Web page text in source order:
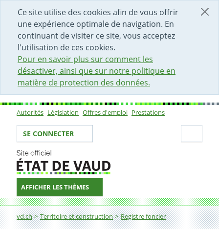
Ce site utilise des cookies afin de vous offrir
une expérience optimale de navigation. En
continuant de visiter ce site, vous acceptez
l'utilisation de ces cookies.
Pour en savoir plus sur comment les
désactiver, ainsi que sur notre politique en
matière de protection des données.
DÉBUT DU CONTENU DE LA PAGE
ACCÈS AU CHAMP DE RECHERCHE
PAGE D'ACCUEIL
FORMULAIRE DE CONTACT
Sous-navigation
Autorités Législation Offres d'emploi Prestations
Votre identité
SE CONNECTER
AFFICHER LES THÈMES
Fil d'Ariane
vd.ch Territoire et construction Registre foncier
Demander un extrait conforme d'une mention du